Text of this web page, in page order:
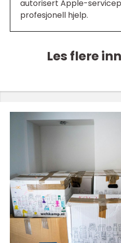
autorisert Apple-
profesjonell hjelp.
Les flere